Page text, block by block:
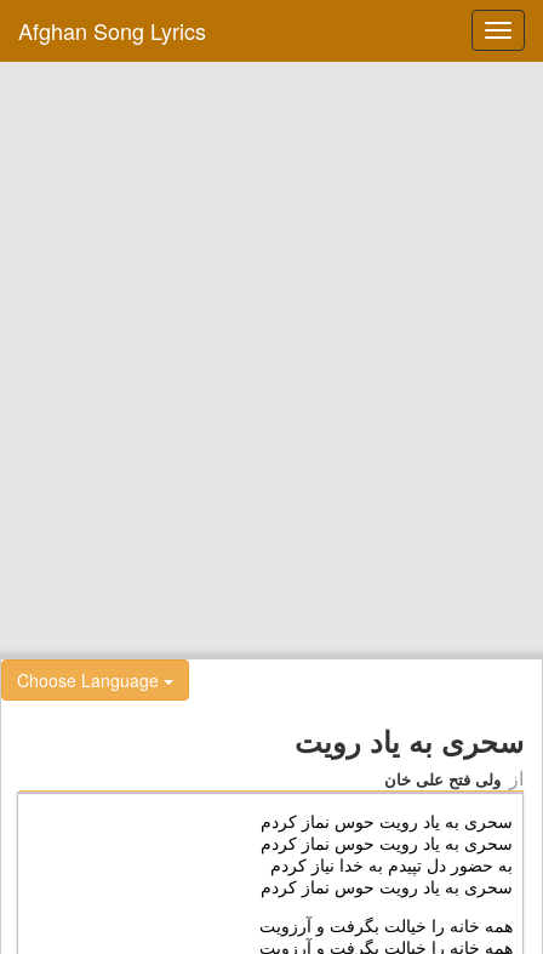
Afghan Song Lyrics
Choose Language
سحری به یاد رویت
از ولی فتح علی خان